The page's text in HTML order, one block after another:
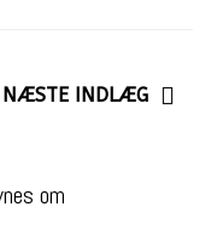
NÆSTE INDLÆG
om